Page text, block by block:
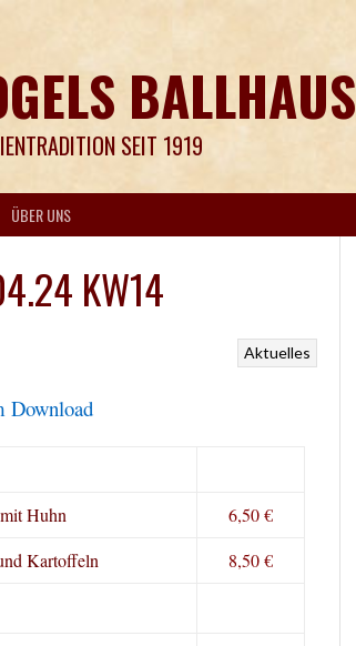
BALLHAUS
SEIT 1919
ÜBER UNS
KW14
Aktuelles
Download
Huhn 6,50 €
Kartoffeln 8,50 €